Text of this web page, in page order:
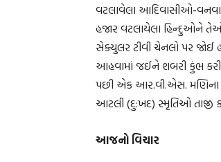
વટલાવેલા આદિવાસીઓ-
હજાર વટલાયેલા હિન્દુઓને તેઓ
સેક્યુલર ટીવી ચેનલો પર જોઈ
આહવામાં જઈને શબરી કુંભ
પછી એક આર.વી.એસ. મણિના
આટલી (દુ:ખદ) સ્મૃતિઓ તાજી
આજનો વિચાર